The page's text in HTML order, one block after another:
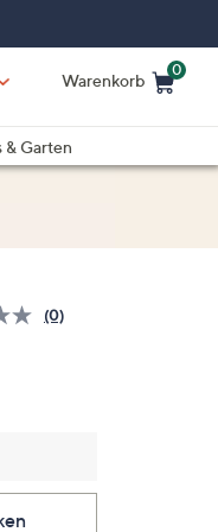
Warenkorb
0
& Garten
Bisher
auf
(0)